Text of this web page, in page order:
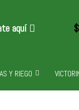
aquí $
Y RIEGO